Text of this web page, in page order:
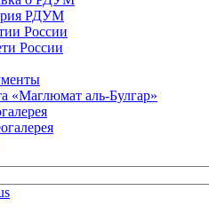
РДУМ
России
России
«Маглюмат аль-Булгар»